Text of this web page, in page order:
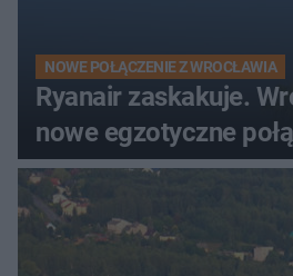
NOWE POŁĄCZENIE Z WROCŁAWIA
Ryanair zaskakuje.
nowe egzotyczne